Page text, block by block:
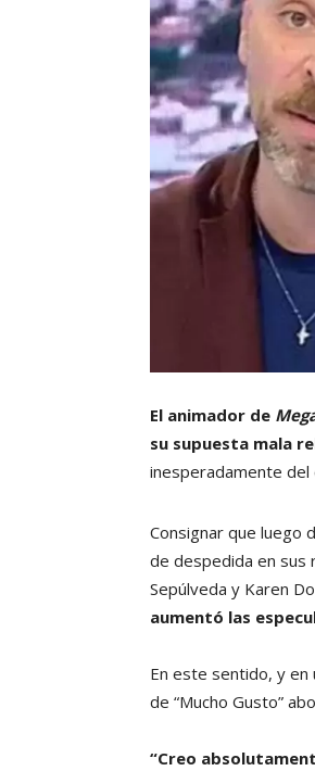
El animador de
su supuesta mala
inesperadamente del
Consignar que luego
de despedida en sus
Sepúlveda y Karen
aumentó las
En este sentido, y en
de “Mucho Gusto”
“Creo